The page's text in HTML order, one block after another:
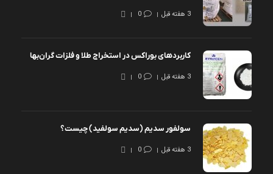
3 هفته قبل 0
کاربردهای بوراکس در استخراج طلا و فلزات گران‌بها
3 هفته قبل 0
سولفور سدیم (سدیم سولفید) چیست؟
3 هفته قبل 0